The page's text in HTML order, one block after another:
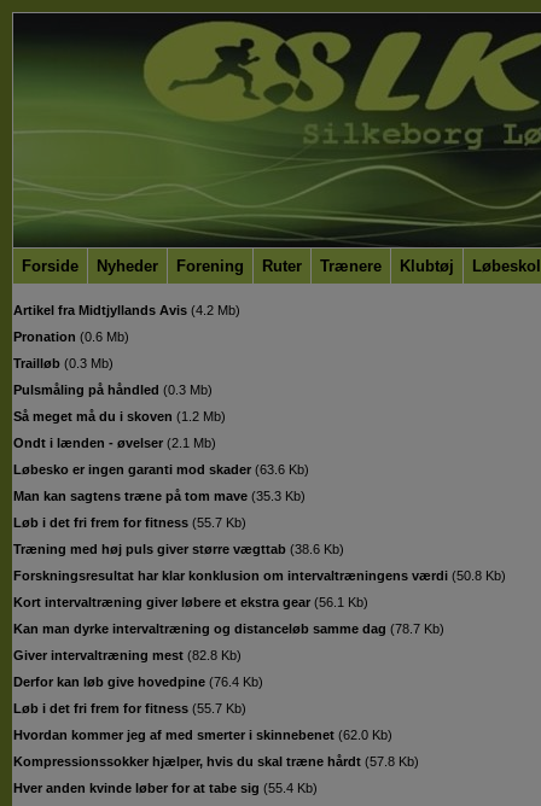
Forside Nyheder Forening Ruter Trænere Klubtøj
Artikel fra Midtjyllands Avis (4.2 Mb)
Pronation (0.6 Mb)
Trailløb (0.3 Mb)
Pulsmåling på håndled (0.3 Mb)
Så meget må du i skoven (1.2 Mb)
Ondt i lænden - øvelser (2.1 Mb)
Løbesko er ingen garanti mod skader (63.6 Kb)
Man kan sagtens træne på tom mave (35.3 Kb)
Løb i det fri frem for fitness (55.7 Kb)
Træning med høj puls giver større vægttab (38.6 Kb)
Forskningsresultat har klar konklusion om intervaltræningens værdi (50.8 Kb)
Kort intervaltræning giver løbere et ekstra gear (56.1 Kb)
Kan man dyrke intervaltræning og distanceløb samme dag (78.7 Kb)
Giver intervaltræning mest (82.8 Kb)
Derfor kan løb give hovedpine (76.4 Kb)
Løb i det fri frem for fitness (55.7 Kb)
Hvordan kommer jeg af med smerter i skinnebenet (62.0 Kb)
Kompressionssokker hjælper, hvis du skal træne hårdt (57.8 Kb)
Hver anden kvinde løber for at tabe sig (55.4 Kb)